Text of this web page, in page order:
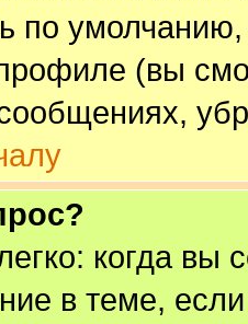
по
(вы
когда вы
в теме,